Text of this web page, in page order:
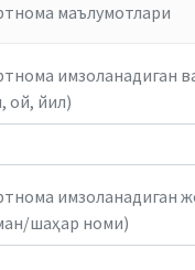
маълумотлари
имзоланадиган
ой, йил)
имзоланадиган
шаҳар номи)